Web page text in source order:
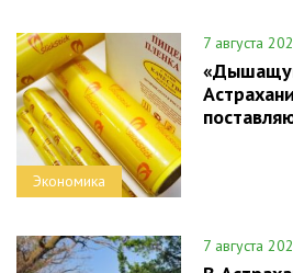
Экономика
7 августа
7 августа